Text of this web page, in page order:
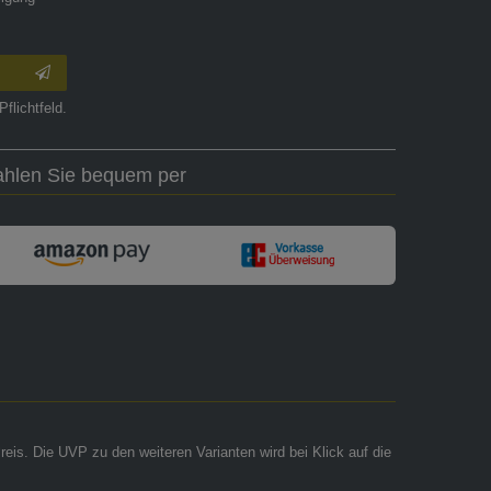
Sie bequem per
Die UVP zu den weiteren Varianten wird bei Klick auf die